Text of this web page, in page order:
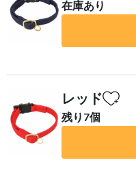
在庫あり
レッド
残り7個